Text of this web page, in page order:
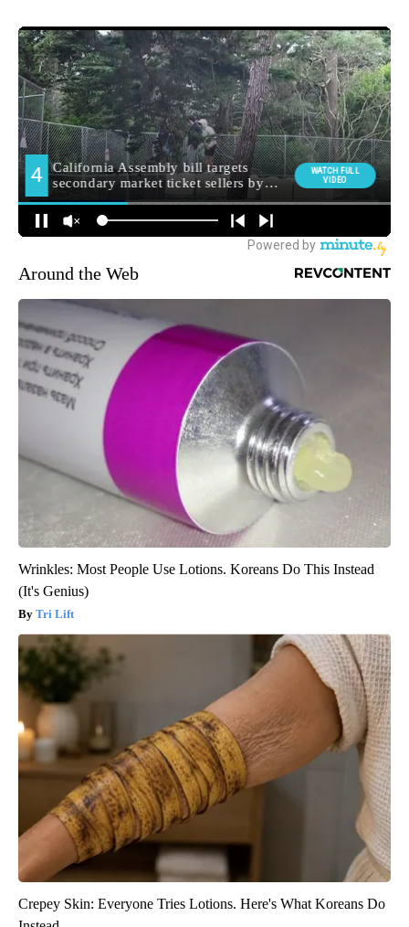
Around the Web
Wrinkles: Most People Use Lotions. Koreans Do This Instead
(It's Genius)
Tri Lift
Crepey Skin: Everyone Tries Lotions. Here's What Koreans Do